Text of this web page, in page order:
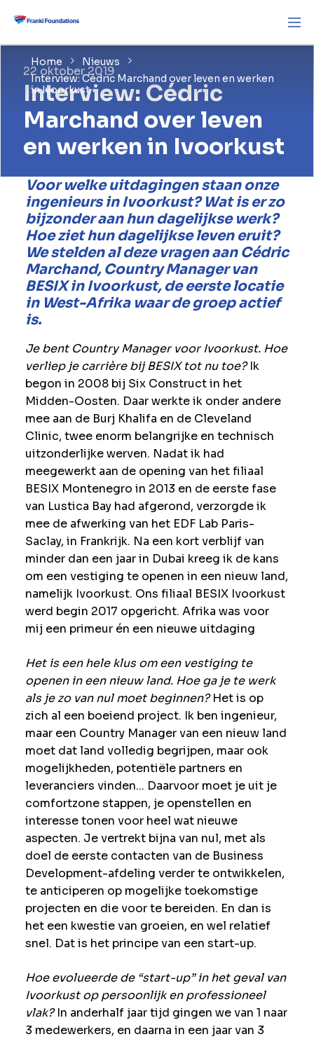
Home
Nieuws
Interview: Cédric Marchand over leven en werken
in Ivoorkust
22 oktober 2019
Interview: Cédric
Marchand over leven
en werken in Ivoorkust
Voor welke uitdagingen staan onze
ingenieurs in Ivoorkust? Wat is er zo
bijzonder aan hun dagelijkse werk?
Hoe ziet hun dagelijkse leven eruit?
We stelden al deze vragen aan Cédric
Marchand, Country Manager van
BESIX in Ivoorkust, de eerste locatie
in West-Afrika waar de groep actief
is.
Je bent Country Manager voor Ivoorkust. Hoe
verliep je carrière bij BESIX tot nu toe?Ik
begon in 2008 bij Six Construct in het
Midden-Oosten. Daar werkte ik onder andere
mee aan de Burj Khalifa en de Cleveland
Clinic, twee enorm belangrijke en technisch
uitzonderlijke werven. Nadat ik had
meegewerkt aan de opening van het filiaal
BESIX Montenegro in 2013 en de eerste fase
van Lustica Bay had afgerond, verzorgde ik
mee de afwerking van het EDF Lab Paris-
Saclay, in Frankrijk. Na een kort verblijf van
minder dan een jaar in Dubai kreeg ik de kans
om een vestiging te openen in een nieuw land,
namelijk Ivoorkust. Ons filiaal BESIX Ivoorkust
werd begin 2017 opgericht. Afrika was voor
mij een primeur én een nieuwe uitdaging
Het is een hele klus om een vestiging te
openen in een nieuw land. Hoe ga je te werk
als je zo van nul moet beginnen?Het is op
zich al een boeiend project. Ik ben ingenieur,
maar een Country Manager van een nieuw land
moet dat land volledig begrijpen, maar ook
mogelijkheden, potentiële partners en
leveranciers vinden... Daarvoor moet je uit je
comfortzone stappen, je openstellen en
interesse tonen voor heel wat nieuwe
aspecten. Je vertrekt bijna van nul, met als
doel de eerste contacten van de Business
Development-afdeling verder te ontwikkelen,
te anticiperen op mogelijke toekomstige
projecten en die voor te bereiden. En dan is
het een kwestie van groeien, en wel relatief
snel. Dat is het principe van een start-up.
Hoe evolueerde de “start-up” in het geval van
Ivoorkust op persoonlijk en professioneel
vlak?In anderhalf jaar tijd gingen we van 1 naar
3 medewerkers, en daarna in een jaar van 3